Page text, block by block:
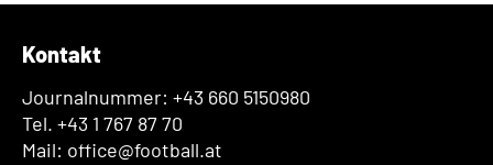
Kontakt
Journalnummer: +43 660 5150980
Tel. +43 1 767 87 70
Mail: office@football.at